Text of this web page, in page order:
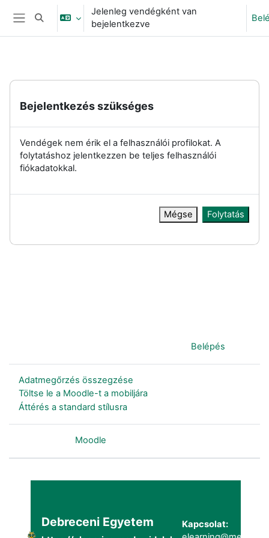
Tovább a fő tartalomhoz
Oldalpanel
Keresési bemeneti adatok váltása
Jelenleg vendégként van
bejelentkezve
Bejelentkezés szükséges
Vendégek nem érik el a felhasználói profilokat. A
folytatáshoz jelentkezzen be teljes felhasználói
fiókadatokkal.
Mégse Folytatás
Belépés
Adatmegőrzés összegzése
Töltse le a Moodle-t a mobiljára
Áttérés a standard stílusra
Moodle
Debreceni Egyetem
Kapcsolat: